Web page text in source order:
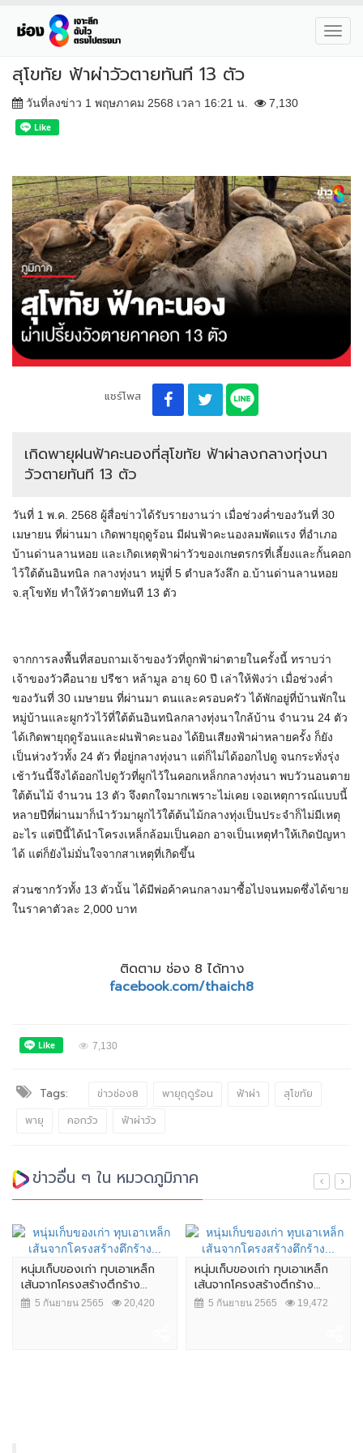
สุโขทัย ฟ้าผ่าวัวตายทันที 13 ตัว
วันที่ลงข่าว 1 พฤษภาคม 2568 เวลา 16:21 น. 7,130
แชร์โพส
เกิดพายุฝนฟ้าคะนองที่สุโขทัย ฟ้าผ่าลงกลางทุ่งนา
วัวตายทันที 13 ตัว
วันที่ 1 พ.ค. 2568 ผู้สื่อข่าวได้รับรายงานว่า เมื่อช่วงค่ำของวันที่ 30
เมษายน ที่ผ่านมา เกิดพายุฤดูร้อน มีฝนฟ้าคะนองลมพัดแรง ที่อำเภอ
บ้านด่านลานหอย และเกิดเหตุฟ้าผ่าวัวของเกษตรกรที่เลี้ยงและกั้นคอก
ไว้ใต้ต้นอินทนิล กลางทุ่งนา หมู่ที่ 5 ตำบลวังลึก อ.บ้านด่านลานหอย
จ.สุโขทัย ทำให้วัวตายทันที 13 ตัว
จากการลงพื้นที่สอบถามเจ้าของวัวที่ถูกฟ้าผ่าตายในครั้งนี้ ทราบว่า
เจ้าของวัวคือนาย ปรีชา หล้ามูล อายุ 60 ปี เล่าให้ฟังว่า เมื่อช่วงค่ำ
ของวันที่ 30 เมษายน ที่ผ่านมา ตนและครอบครัว ได้พักอยู่ที่บ้านพักใน
หมู่บ้านและผูกวัวไว้ที่ใต้ต้นอินทนิลกลางทุ่งนาใกล้บ้าน จำนวน 24 ตัว
ได้เกิดพายุฤดูร้อนและฝนฟ้าคะนอง ได้ยินเสียงฟ้าผ่าหลายครั้ง ก็ยัง
เป็นห่วงวัวทั้ง 24 ตัว ที่อยู่กลางทุ่งนา แต่ก็ไม่ได้ออกไปดู จนกระทั่งรุ่ง
เช้าวันนี้จึงได้ออกไปดูวัวที่ผูกไว้ในคอกเหล็กกลางทุ่งนา พบวัวนอนตาย
ใต้ต้นไม้ จำนวน 13 ตัว จึงตกใจมากเพราะไม่เคย เจอเหตุการณ์แบบนี้
หลายปีที่ผ่านมาก็นำวัวมาผูกไว้ใต้ต้นไม้กลางทุ่งเป็นประจำก็ไม่มีเหตุ
อะไร แต่ปีนี้ได้นำโครงเหล็กล้อมเป็นคอก อาจเป็นเหตุทำให้เกิดปัญหา
ได้ แต่ก็ยังไม่มั่นใจจากสาเหตุที่เกิดขึ้น
ส่วนซากวัวทั้ง 13 ตัวนั้น ได้มีพ่อค้าคนกลางมาซื้อไปจนหมดซึ่งได้ขาย
ในราคาตัวละ 2,000 บาท
ติดตาม ช่อง 8 ได้ทาง
facebook.com/thaich8
7,130
Tags: ข่าวช่อง8 พายุฤดูร้อน ฟ้าผ่า
สุโขทัย
พายุ
คอกวัว ฟ้าผ่าวัว
ข่าวอื่น ๆ ใน หมวดภูมิภาค
หนุ่มเก็บของเก่า ทุบเอาเหล็ก
เส้นจากโครงสร้างตึกร้าง...
5 กันยายน 2565 20,420
หนุ่มเก็บของเก่า ทุบเอาเหล็ก
เส้นจากโครงสร้างตึกร้าง...
5 กันยายน 2565 19,472